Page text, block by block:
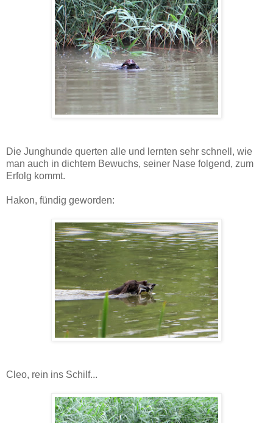
Die Junghunde querten alle und lernten sehr schnell, wie
man auch in dichtem Bewuchs, seiner Nase folgend, zum
Erfolg kommt.
Hakon, fündig geworden:
Cleo, rein ins Schilf...